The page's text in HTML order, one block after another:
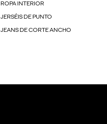
ROPA INTERIOR
JERSÉIS DE PUNTO
JEANS DE CORTE ANCHO